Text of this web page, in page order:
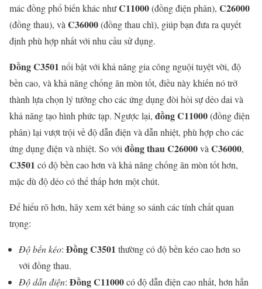
mác đồng phổ biến khác nhưC11000(đồng điện phân), C26000
(đồng thau), và C36000(đồng thau chì), giúp bạn đưa ra quyết
định phù hợp nhất với nhu cầu sử dụng.
Đồng C3501 nổi bật với khả năng gia công nguội tuyệt vời, độ
bền cao, và khả năng chống ăn mòn tốt, điều này khiến nó trở
thành lựa chọn lý tưởng cho các ứng dụng đòi hỏi sự dẻo dai và
khả năng tạo hình phức tạp. Ngược lại, đồng C11000(đồng điện
phân) lại vượt trội về độ dẫn điện và dẫn nhiệt, phù hợp cho các
ứng dụng điện và nhiệt. So với đồng thau C26000và C36000,
C3501 có độ bền cao hơn và khả năng chống ăn mòn tốt hơn,
mặc dù độ dẻo có thể thấp hơn một chút.
Để hiểu rõ hơn, hãy xem xét bảng so sánh các tính chất quan
trọng:
Độ bền kéo: Đồng C3501 thường có độ bền kéo cao hơn so
với đồng thau.
Độ dẫn điện: Đồng C11000có độ dẫn điện cao nhất, hơn hẳn